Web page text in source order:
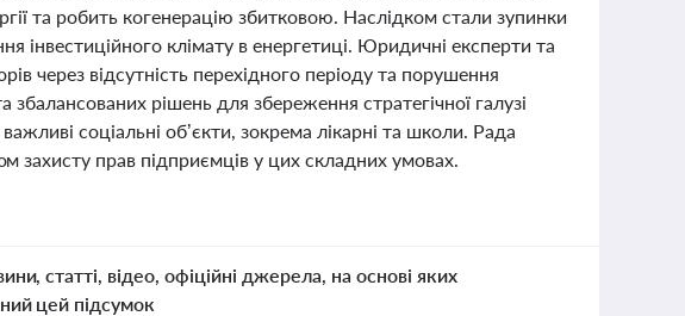
та робить когенерацію збитковою. Наслідком стали зупинки
інвестиційного клімату в енергетиці. Юридичні експерти та
через відсутність перехідного періоду та порушення
збалансованих рішень для збереження стратегічної галузі
соціальні об’єкти, зокрема лікарні та школи. Рада
захисту прав підприємців у цих складних умовах.
статті, відео, офіційні джерела, на основі яких
цей підсумок